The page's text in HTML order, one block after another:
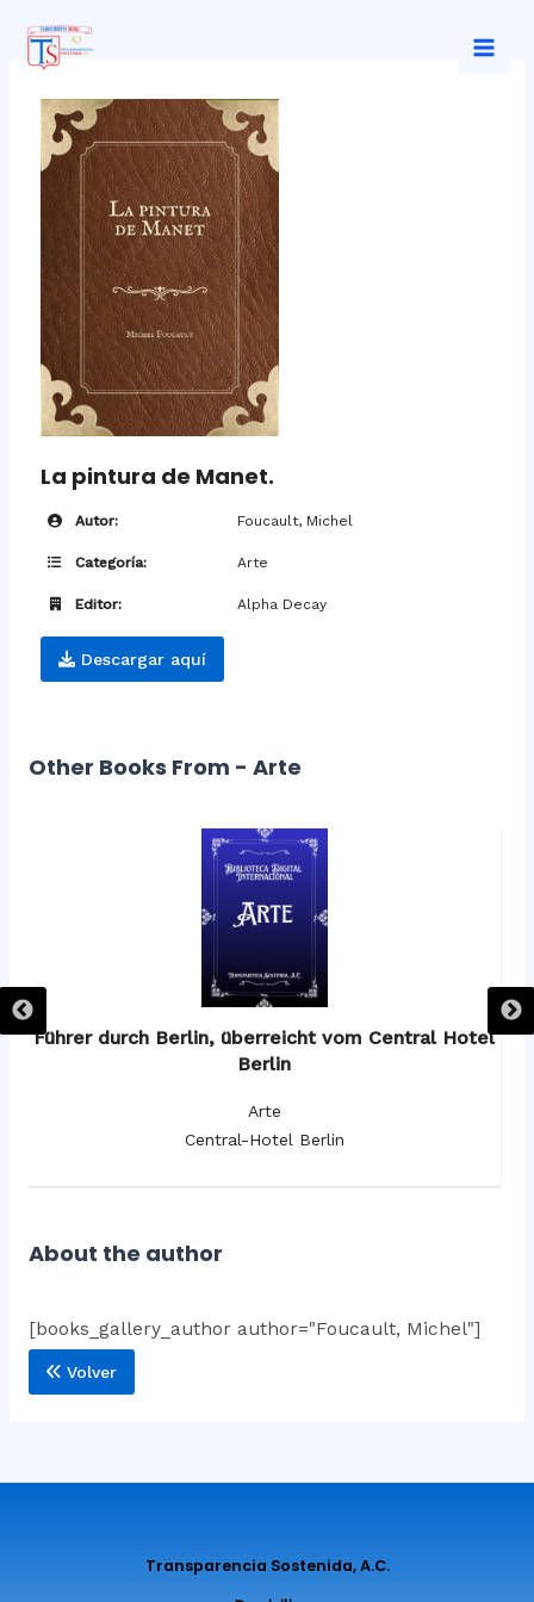
contenido
La pintura de Manet.
Autor: Foucault, Michel
Categoría: Arte
Editor: Alpha Decay
Descargar aquí
Other Books From - Arte
Führer durch Berlin, überreicht vom Central Hotel
Berlin
Arte
Central-Hotel Berlin
About the author
[books_gallery_author author="Foucault, Michel"]
Volver
Transparencia Sostenida, A.C.